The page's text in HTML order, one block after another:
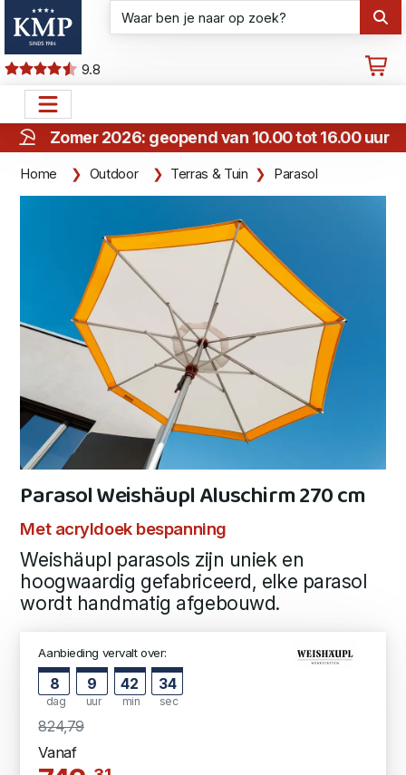
9.8
Zomer 2026: geopend van 10.00 tot 16.00 uur
Home Outdoor Terras & Tuin Parasol
Parasol Weishäupl Aluschirm 270 cm
Met acryldoek bespanning
Weishäupl parasols zijn uniek en
hoogwaardig gefabriceerd, elke parasol
wordt handmatig afgebouwd.
Aanbieding vervalt over:
8
dag
9
uur
42
min
33
sec
824,79
Vanaf